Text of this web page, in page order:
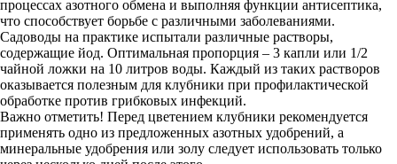
процессах азотного обмена и выполняя функции антисептика,
что способствует борьбе с различными заболеваниями.
Садоводы на практике испытали различные растворы,
содержащие йод. Оптимальная пропорция – 3 капли или 1/2
чайной ложки на 10 литров воды. Каждый из таких растворов
оказывается полезным для клубники при профилактической
обработке против грибковых инфекций.
Важно отметить! Перед цветением клубники рекомендуется
применять одно из предложенных азотных удобрений, а
минеральные удобрения или золу следует использовать только